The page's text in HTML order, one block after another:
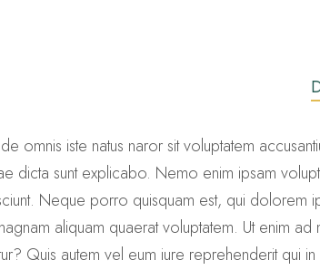
omnis iste natus naror sit voluptatem
dicta sunt explicabo. Nemo enim ipsam
Neque porro quisquam est, qui dolorem
aliquam quaerat voluptatem. Ut enim
Quis autem vel eum iure reprehenderit qui